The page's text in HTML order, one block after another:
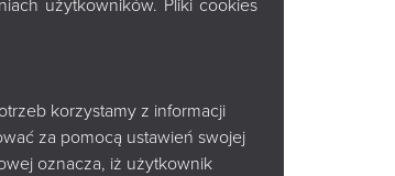
korzystamy z informacji
za pomocą ustawień swojej
oznacza, iż użytkownik